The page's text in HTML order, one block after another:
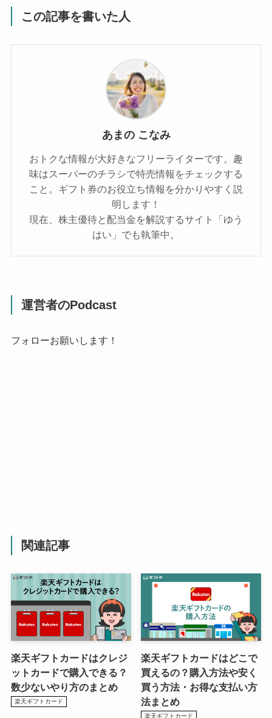
この記事を書いた人
あまの こなみ
おトクな情報が大好きなフリーライターです。趣
味はスーパーのチラシで特売情報をチェックする
こと。ギフト券のお役立ち情報を分かりやすく説
明します！
現在、株主優待と配当金を解説するサイト「ゆう
はい」でも執筆中。
運営者のPodcast
フォローお願いします！
関連記事
楽天ギフトカードはクレジ
ットカードで購入できる？
数少ないやり方のまとめ
楽天ギフトカード
楽天ギフトカードはどこで
買えるの？購入方法や安く
買う方法・お得な支払い方
法まとめ
楽天ギフトカード